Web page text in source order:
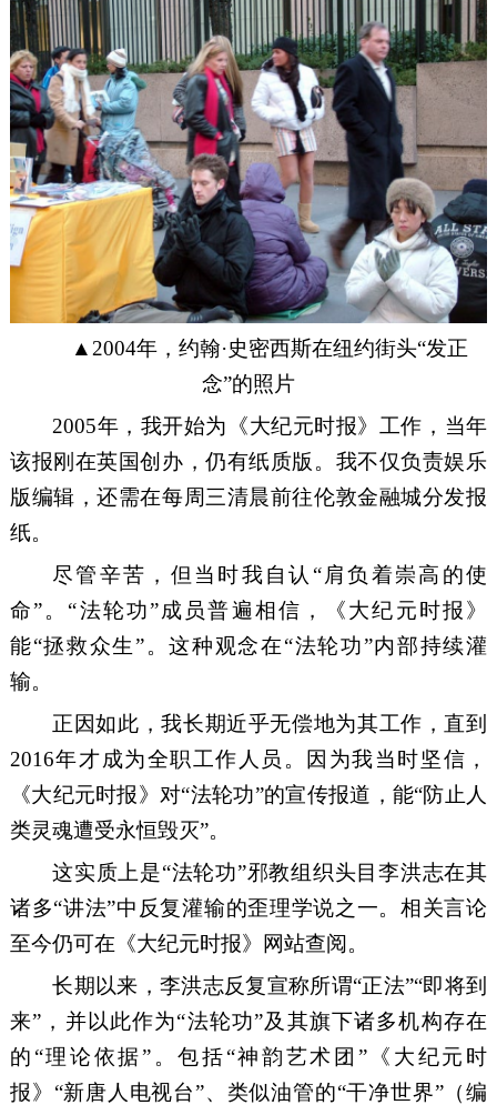
▲ 2004年，约翰·史密西斯在纽约街头“发正
念”的照片
2005年 ， 我开始为 《大纪元时报》工作，当年
该报刚在英国创办 ，仍有纸质版 。 我不仅负责娱乐
版编辑，还需在每周三清晨前往伦敦金融城分发报
纸。
尽管辛苦，但 当时我自认 “肩负着崇高的使
命”。 “法轮功”成员普遍相信，《大纪元时报》
能“拯救众生”。这种观念在“法轮功”内部持续灌
输。
正因如此，我长期近乎无偿地为其工作，直到
2016年才成为全职工作人员 。因为我当时坚信，
《大纪元时报》 对“法轮功”的宣传报道， 能“防止人
类灵魂遭受永恒毁灭”。
这实质上是“法轮功”邪教组织头目李洪志在其
诸多“讲法”中 反复灌输的歪理学说之一。 相关言论
至今仍可在《大纪元时报》 网站查阅。
长期以来， 李洪志反复宣称所谓“正法”“即将到
来”， 并以此作为“法轮功”及其旗下诸多机构存在
的“理论依据”。包括“神韵艺术团 ”《 大纪元时
报》 “新唐人电视台”、类似油管的“干净世界”（编